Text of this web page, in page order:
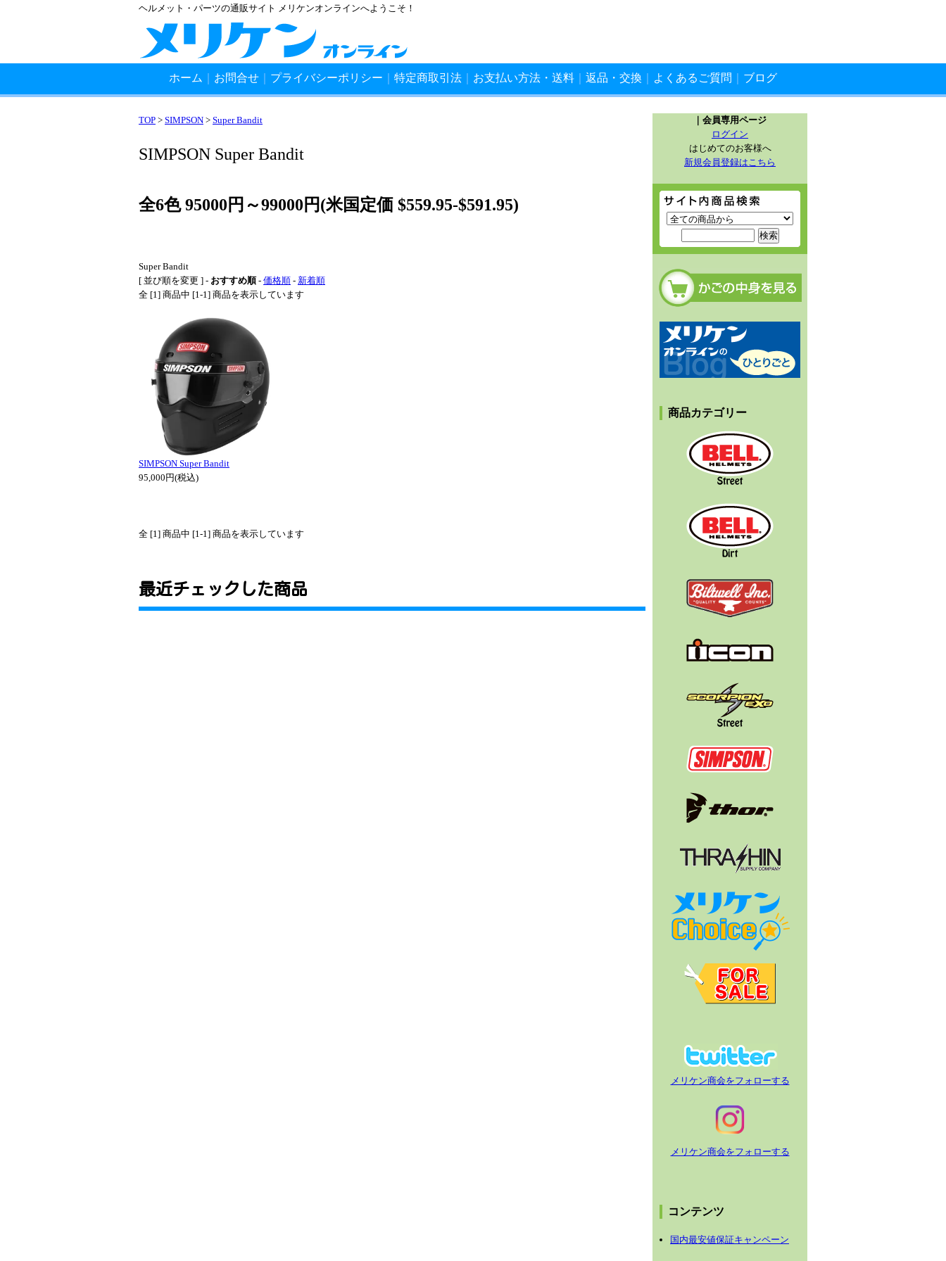
ヘルメット・パーツの通販サイト メリケンオンラインへようこそ！
ホーム お問合せ プライバシーポリシー 特定商取引法 お支払い方法・送料 返品・交換 よくあるご質問 ブログ
TOP > SIMPSON > Super Bandit
SIMPSON Super Bandit
全6色 95000円～99000円(米国定価 $559.95-$591.95)
Super Bandit
[ 並び順を変更 ] - おすすめ順- 価格順 - 新着順
全 [1] 商品中 [1-1] 商品を表示しています
SIMPSON Super Bandit
95,000円(税込)
全 [1] 商品中 [1-1] 商品を表示しています
最近チェックした商品
｜会員専用ページ
ログイン
はじめてのお客様へ
新規会員登録はこちら
サイト内商品検索
カートの中を見る
メリケンオンラインのひとりごと
商品カテゴリー
メリケン商会をフォローする
メリケン商会をフォローする
コンテンツ
国内最安値保証キャンペーン